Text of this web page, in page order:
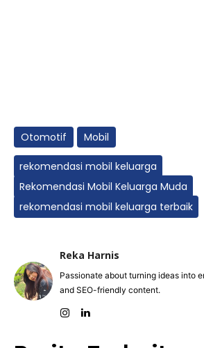
Otomotif Mobil
rekomendasi mobil keluarga
Rekomendasi Mobil Keluarga Muda
rekomendasi mobil keluarga terbaik
Reka Harnis
Passionate about turning ideas into
and SEO-friendly content.